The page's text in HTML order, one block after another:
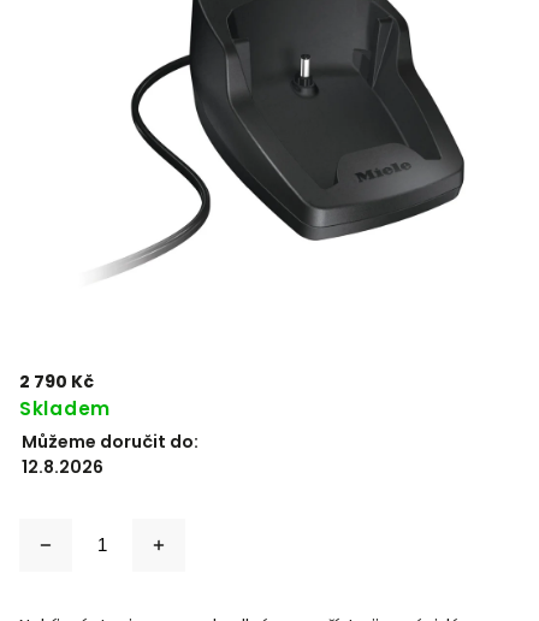
2 790 Kč
Skladem
Můžeme doručit do:
12.8.2026